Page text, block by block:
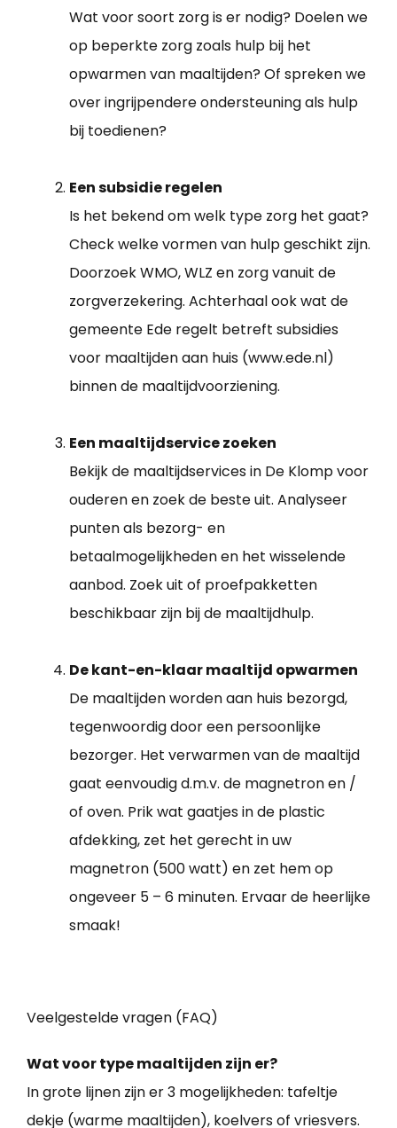
Wat voor soort zorg is er nodig? Doelen we
op beperkte zorg zoals hulp bij het
opwarmen van maaltijden? Of spreken we
over ingrijpendere ondersteuning als hulp
bij toedienen?
Een subsidie regelen
Is het bekend om welk type zorg het gaat?
Check welke vormen van hulp geschikt zijn.
Doorzoek WMO, WLZ en zorg vanuit de
zorgverzekering. Achterhaal ook wat de
gemeente Ede regelt betreft subsidies
voor maaltijden aan huis (www.ede.nl)
binnen de maaltijdvoorziening.
Een maaltijdservice zoeken
Bekijk de maaltijdservices in De Klomp voor
ouderen en zoek de beste uit. Analyseer
punten als bezorg- en
betaalmogelijkheden en het wisselende
aanbod. Zoek uit of proefpakketten
beschikbaar zijn bij de maaltijdhulp.
De kant-en-klaar maaltijd opwarmen
De maaltijden worden aan huis bezorgd,
tegenwoordig door een persoonlijke
bezorger. Het verwarmen van de maaltijd
gaat eenvoudig d.m.v. de magnetron en /
of oven. Prik wat gaatjes in de plastic
afdekking, zet het gerecht in uw
magnetron (500 watt) en zet hem op
ongeveer 5 – 6 minuten. Ervaar de heerlijke
smaak!
Veelgestelde vragen (FAQ)
Wat voor type maaltijden zijn er?
In grote lijnen zijn er 3 mogelijkheden: tafeltje
dekje (warme maaltijden), koelvers of vriesvers.